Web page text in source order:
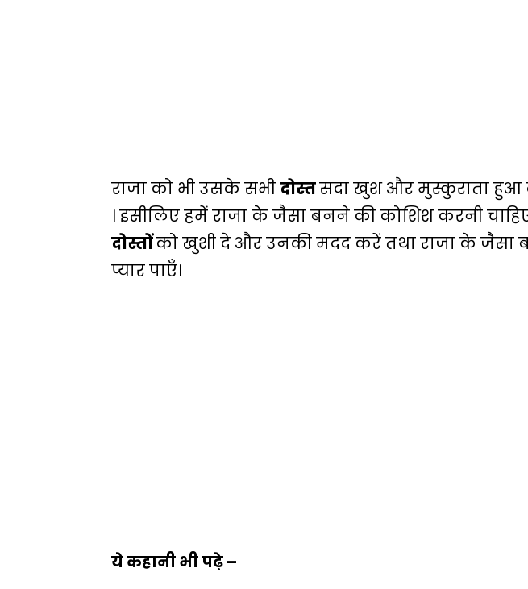
राजा को भी उसके सभीदोस्तसदा खुश और मुस्कुराता
। इसीलिए हमें राजा के जैसा बनने की कोशिश करनी
दोस्तोंको खुशी दे और उनकी मदद करें तथा राजा के जैसा
प्यार पाएँ।
ये कहानी भी पढ़े –